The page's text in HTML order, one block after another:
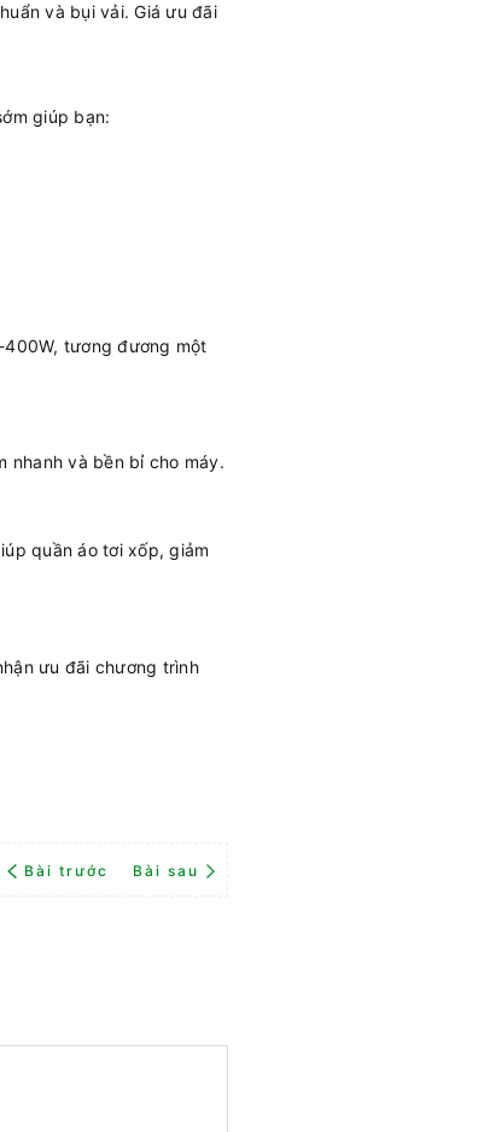
và bụi vải. Giá ưu đãi
giúp bạn:
400W, tương đương một
nhanh và bền bỉ cho máy.
quần áo tơi xốp, giảm
ưu đãi chương trình
Bài trước Bài sau